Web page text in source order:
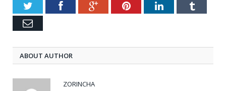
TwitterFacebookGoogle+PinterestLinkedInTumblr
Email
ABOUT AUTHOR
ZORINCHA